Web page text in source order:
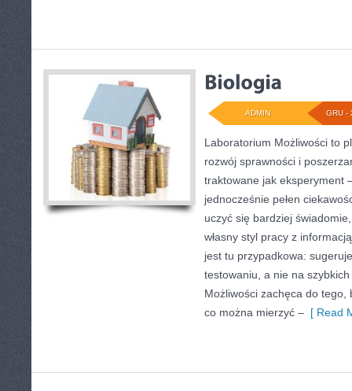
GRU -
ADMIN
Laboratorium Możliwości to
rozwój sprawności i
traktowane jak eksperyment
jednocześnie pełen
uczyć się bardziej
własny styl pracy z
jest tu przypadkowa:
testowaniu, a nie na
Możliwości zachęca do
co można mierzyć – [ Read